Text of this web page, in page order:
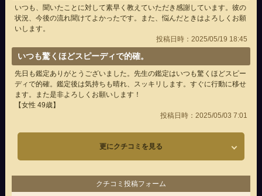
いつも、聞いたことに対して素早く教えていただき感謝しています。彼の
状況、今後の流れ聞けてよかったです。また、悩んだときはよろしくお願
いします。
投稿日時：2025/05/19 18:45
いつも驚くほどスピーディで的確。
先日も鑑定ありがとうございました。先生の鑑定はいつも驚くほどスピー
ディで的確。鑑定後は気持ちも晴れ、スッキリします。すぐに行動に移せ
ます。また是非よろしくお願いします！
【女性 49歳】
投稿日時：2025/05/03 7:01
更にクチコミを見る
クチコミ投稿フォーム